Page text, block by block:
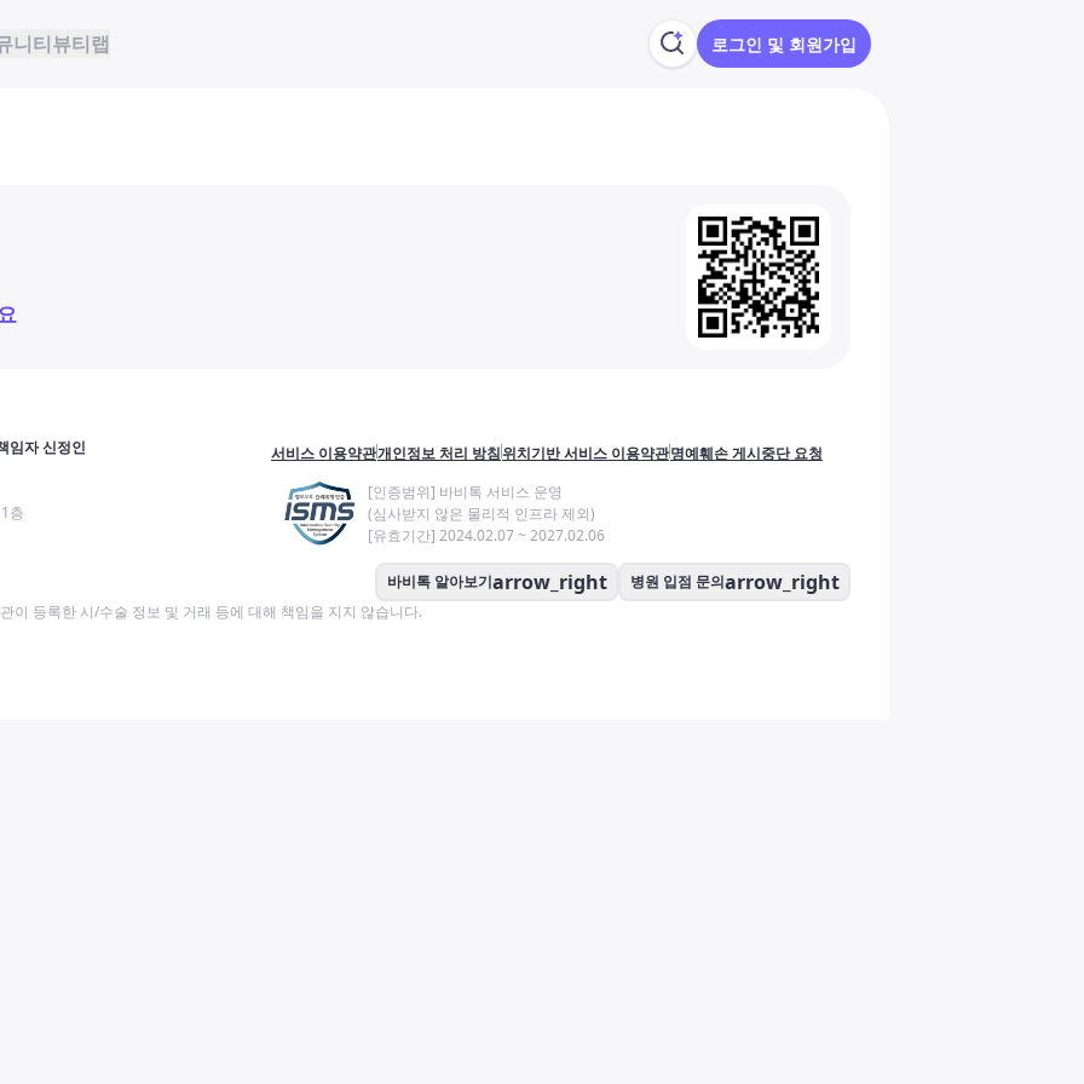
니티뷰티랩 로그인 및 회원가입
임자 신정인
층
서비스 이용약관개인정보 처리 방침위치기반 서비스 이용약관명예훼손 게시중단 요청
[인증범위] 바비톡 서비스 운영
(심사받지 않은 물리적 인프라 제외)
[유효기간] 2024.02.07 ~ 2027.02.06
바비톡 알아보기arrow_right 병원 입점 문의arrow_right
이 등록한 시/수술 정보 및 거래 등에 대해 책임을 지지 않습니다.